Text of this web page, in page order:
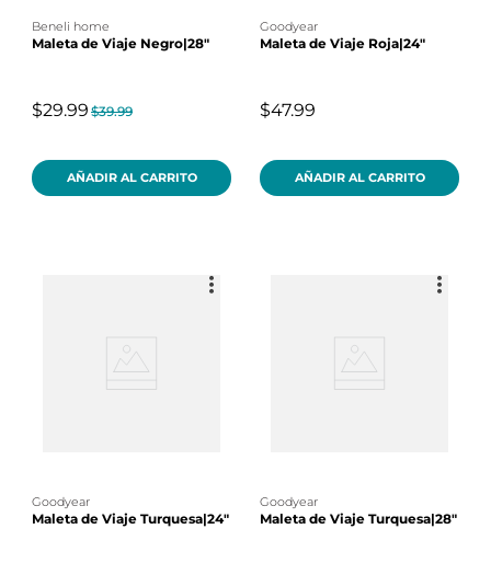
beneli home
Maleta de Viaje Negro|28"
$29.99 $39.99
AÑADIR AL CARRITO
goodyear
Maleta de Viaje Roja|24"
$47.99
AÑADIR AL CARRITO
goodyear
Maleta de Viaje Turquesa|24"
goodyear
Maleta de Viaje Turquesa|28"